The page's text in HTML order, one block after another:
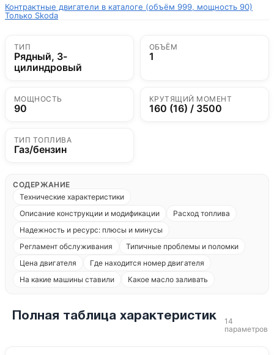
Контрактные двигатели в каталоге (объём 999, мощность 90)
Только Skoda
ТИП
Рядный, 3-
цилиндровый
ОБЪЁМ
1
МОЩНОСТЬ
90
КРУТЯЩИЙ МОМЕНТ
160 (16) / 3500
ТИП ТОПЛИВА
Газ/бензин
СОДЕРЖАНИЕ
Технические характеристики
Описание конструкции и модификации
Расход топлива
Надежность и ресурс: плюсы и минусы
Регламент обслуживания
Типичные проблемы и поломки
Цена двигателя
Где находится номер двигателя
На какие машины ставили
Какое масло заливать
Полная таблица характеристик
14
параметров